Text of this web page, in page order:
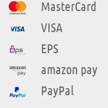
MasterCard
VISA
EPS
amazon pay
PayPal